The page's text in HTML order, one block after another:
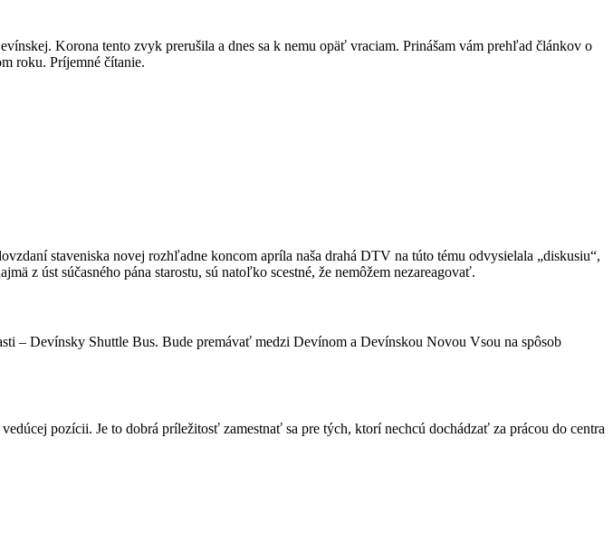
Korona tento zvyk prerušila a dnes sa k nemu opäť vraciam. Prinášam vám prehľad článkov o
roku. Príjemné čítanie.
staveniska novej rozhľadne koncom apríla naša drahá DTV na túto tému odvysielala „diskusiu“,
z úst súčasného pána starostu, sú natoľko scestné, že nemôžem nezareagovať.
– Devínsky Shuttle Bus. Bude premávať medzi Devínom a Devínskou Novou Vsou na spôsob
pozícii. Je to dobrá príležitosť zamestnať sa pre tých, ktorí nechcú dochádzať za prácou do centra